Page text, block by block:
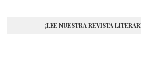
¡LEE NUESTRA REVISTA